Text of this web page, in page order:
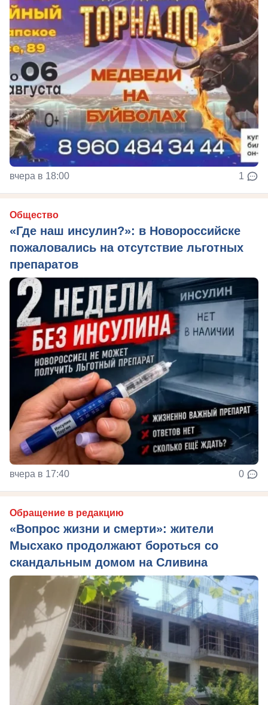
вчера в 18:00 1
Общество
«Где наш инсулин?»: в Новороссийске
пожаловались на отсутствие льготных
препаратов
вчера в 17:40 0
Обращение в редакцию
«Вопрос жизни и смерти»: жители
Мысхако продолжают бороться со
скандальным домом на Сливина